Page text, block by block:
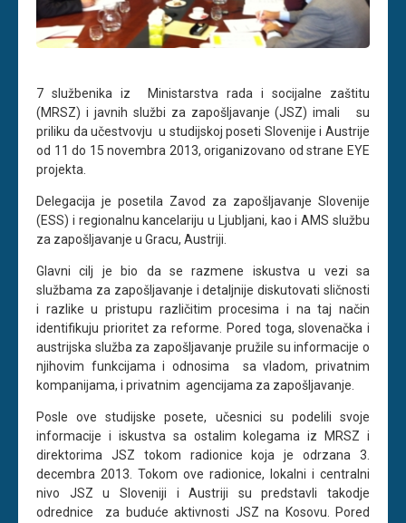
7 službenika iz Ministarstva rada i socijalne zaštitu
(MRSZ) i javnih službi za zapošljavanje (JSZ) imali su
priliku da učestvovju u studijskoj poseti Slovenije i Austrije
od 11 do 15 novembra 2013, origanizovano od strane EYE
projekta.
Delegacija je posetila Zavod za zapošljavanje Slovenije
(ESS) i regionalnu kancelariju u Ljubljani, kao i AMS službu
za zapošljavanje u Gracu, Austriji.
Glavni cilj je bio da se razmene iskustva u vezi sa
službama za zapošljavanje i detaljnije diskutovati sličnosti
i razlike u pristupu različitim procesima i na taj način
identifikuju prioritet za reforme. Pored toga, slovenačka i
austrijska služba za zapošljavanje pružile su informacije o
njihovim funkcijama i odnosima sa vladom, privatnim
kompanijama, i privatnim agencijama za zapošljavanje.
Posle ove studijske posete, učesnici su podelili svoje
informacije i iskustva sa ostalim kolegama iz MRSZ i
direktorima JSZ tokom radionice koja je odrzana 3.
decembra 2013. Tokom ove radionice, lokalni i centralni
nivo JSZ u Sloveniji i Austriji su predstavli takodje
odrednice za buduće aktivnosti JSZ na Kosovu. Pored